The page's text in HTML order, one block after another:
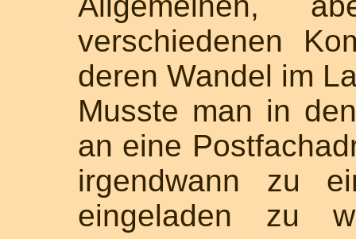
verschiedenen
deren Wandel im
Musste man in
an eine
irgendwann zu
eingeladen zu